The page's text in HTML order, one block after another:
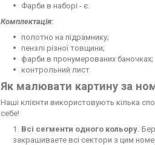
Фарби в наборі - є.
Комплектація:
полотно на підрамнику;
пензлі різної товщини;
фарби в пронумерованих баночках;
контрольний лист.
Як малювати картину за
Наші клієнти використовують кілька
себе!
Всі сегменти одного кольору.
закрашиваете всі сектори з цим